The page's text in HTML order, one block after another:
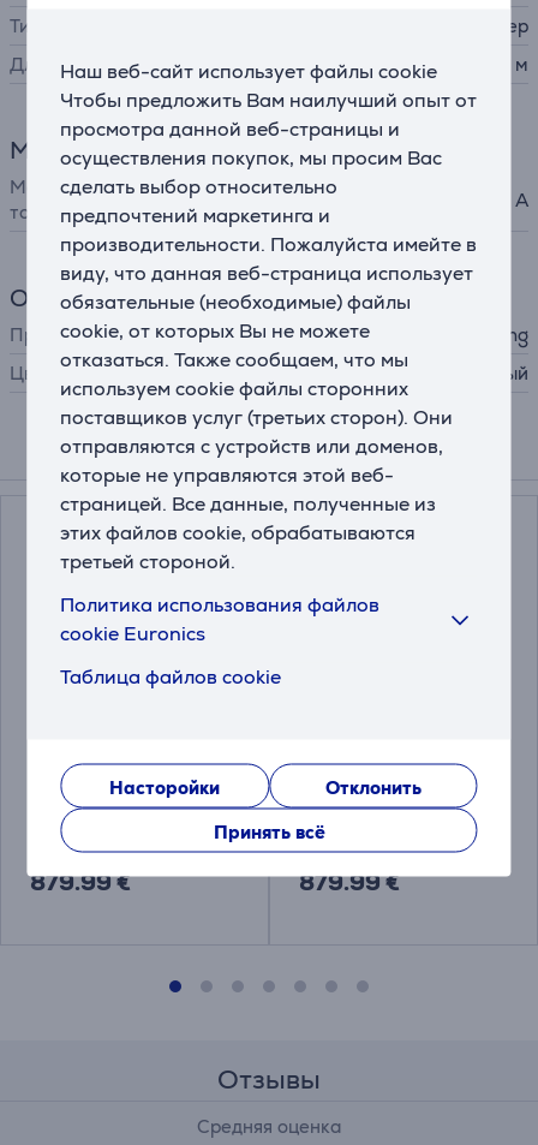
Наш веб-сайт использует файлы cookie
Чтобы предложить Вам наилучший опыт от
просмотра данной веб-страницы и
осуществления покупок, мы просим Вас
сделать выбор относительно
предпочтений маркетинга и
производительности. Пожалуйста имейте в
виду, что данная веб-страница использует
обязательные (необходимые) файлы
cookie, от которых Вы не можете
отказаться. Также сообщаем, что мы
используем cookie файлы сторонних
поставщиков услуг (третьих сторон). Они
отправляются с устройств или доменов,
которые не управляются этой веб-
страницей. Все данные, полученные из
этих файлов cookie, обрабатываются
третьей стороной.
Политика использования файлов
cookie Euronics
Таблица файлов cookie
Насторойки
Отклонить
Принять всё
Тип коннектора B
штекер
Длина
1,8 м
Мощность
Максимальный выходной
ток
5 A
Общий параметр
Производитель
Samsung
Цвет
черный
Подходящие товары
Смартфон
SM-S942BLBGEUE
879.99 €
Смартфон
Цена:
879.99 €
Отзывы
Средняя оценка